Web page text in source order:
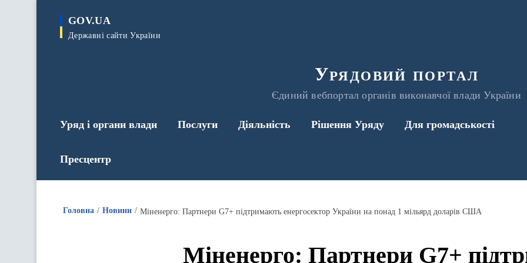
GOV.UA
Державні сайти України
Урядовий портал
Єдиний вебпортал органів виконавчої влади України
Уряд і органи влади Послуги Діяльність Рішення Уряду Для громадськості
Пресцентр
Головна Новини Міненерго: Партнери G7+ підтримають енергосектор України на понад 1 мільярд доларів США
Міненерго: Партнери G7+